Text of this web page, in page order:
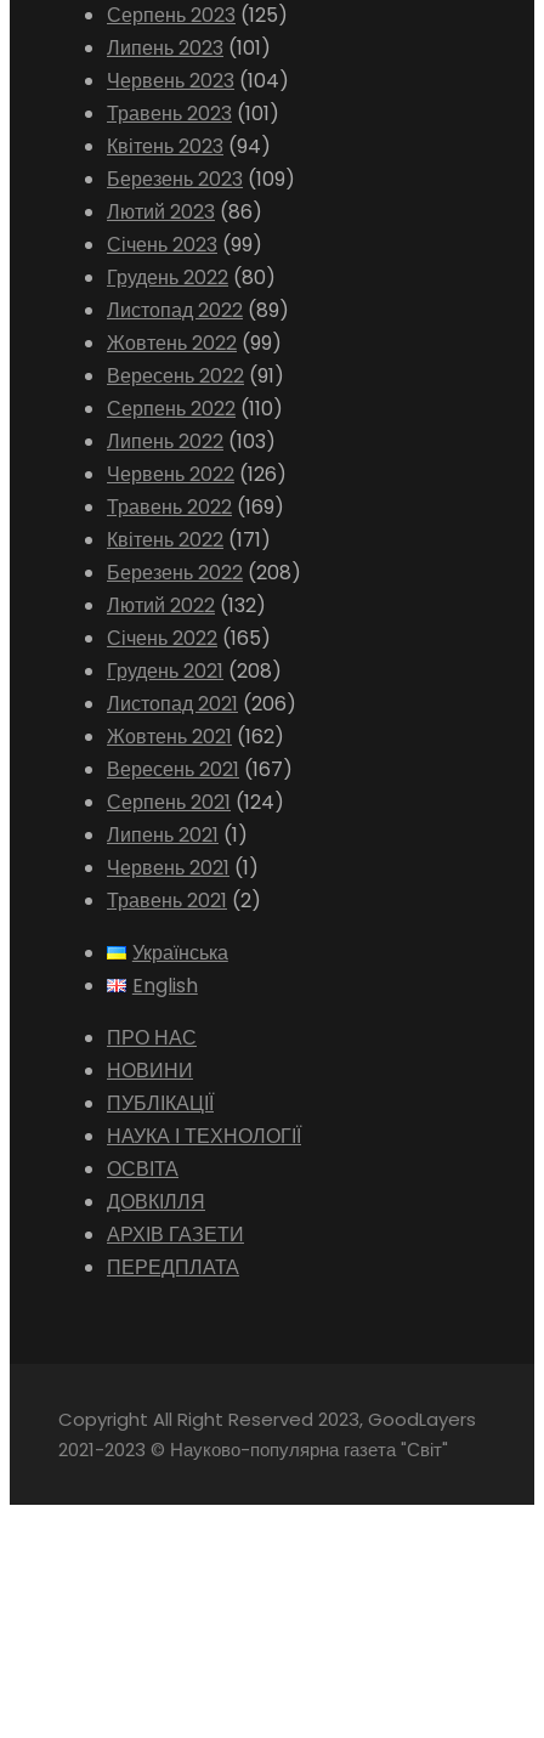
Серпень 2023 (125)
Липень 2023 (101)
Червень 2023 (104)
Травень 2023 (101)
Квітень 2023 (94)
Березень 2023 (109)
Лютий 2023 (86)
Січень 2023 (99)
Грудень 2022 (80)
Листопад 2022 (89)
Жовтень 2022 (99)
Вересень 2022 (91)
Серпень 2022 (110)
Липень 2022 (103)
Червень 2022 (126)
Травень 2022 (169)
Квітень 2022 (171)
Березень 2022 (208)
Лютий 2022 (132)
Січень 2022 (165)
Грудень 2021 (208)
Листопад 2021 (206)
Жовтень 2021 (162)
Вересень 2021 (167)
Серпень 2021 (124)
Липень 2021 (1)
Червень 2021 (1)
Травень 2021 (2)
Українська
English
ПРО НАС
НОВИНИ
ПУБЛІКАЦІЇ
НАУКА І ТЕХНОЛОГІЇ
ОСВІТА
ДОВКІЛЛЯ
АРХІВ ГАЗЕТИ
ПЕРЕДПЛАТА
Copyright All Right Reserved 2023, GoodLayers
2021-2023 © Науково-популярна газета "Світ"